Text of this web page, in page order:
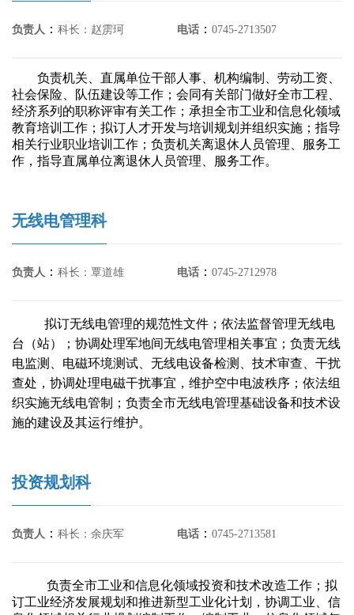
负责人 ： 科长：赵雳珂 电话 ： 0745-2713507
负责机关、直属单位干部人事、机构编制、劳动工资、
社会保险、队伍建设等工作；会同有关部门做好全市工程、
经济系列的职称评审有关工作；承担全市工业和信息化领域
教育培训工作；拟订人才开发与培训规划并组织实施；指导
相关行业职业培训工作；负责机关离退休人员管理、服务工
作，指导直属单位离退休人员管理、服务工作。
无线电管理科
负责人 ： 科长：覃道雄 电话 ： 0745-2712978
拟订无线电管理的规范性文件；依法监督管理无线电
台（站）；协调处理军地间无线电管理相关事宜；负责无线
电监测、电磁环境测试、无线电设备检测、技术审查、干扰
查处，协调处理电磁干扰事宜，维护空中电波秩序；依法组
织实施无线电管制；负责全市无线电管理基础设备和技术设
施的建设及其运行维护。
投资规划科
负责人 ： 科长：余庆军 电话 ： 0745-2713581
负责全市工业和信息化领域投资和技术改造工作；拟
订工业经济发展规划和推进新型工业化计划，协调工业、信